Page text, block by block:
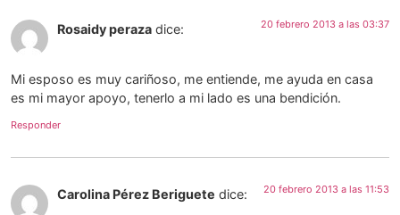
Rosaidy peraza dice: 20 febrero 2013 a las 03:37
Mi esposo es muy cariñoso, me entiende, me ayuda en casa
es mi mayor apoyo, tenerlo a mi lado es una bendición.
Responder
Carolina Pérez Beriguete dice: 20 febrero 2013 a las 11:53